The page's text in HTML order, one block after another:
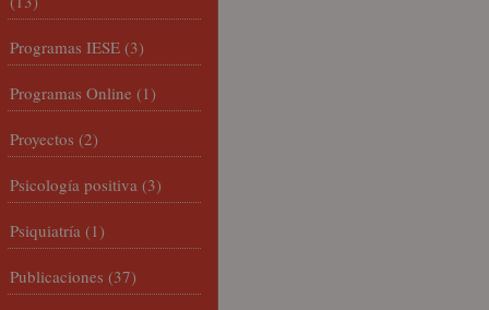
Programas IESE (3)
Programas Online (1)
Proyectos (2)
Psicología positiva (3)
Psiquiatría (1)
Publicaciones (37)